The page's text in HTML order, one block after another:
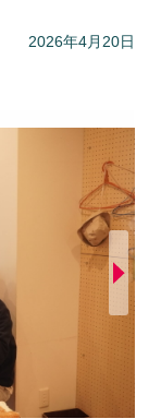
2026年4月20日